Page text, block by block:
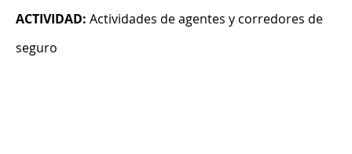
ACTIVIDAD: Actividades de agentes y corredores de
seguro